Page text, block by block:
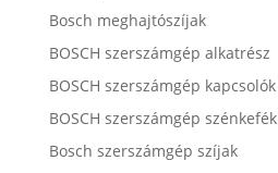
Bosch meghajtószíjak
BOSCH szerszámgép alkatrész
BOSCH szerszámgép kapcsolók
BOSCH szerszámgép szénkefék
Bosch szerszámgép szíjak